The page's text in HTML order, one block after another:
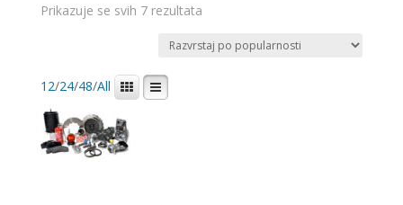
Prikazuje se svih 7 rezultataPoredano
popularnosti
12/24/48/All